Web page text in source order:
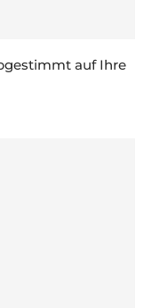
auf Ihre